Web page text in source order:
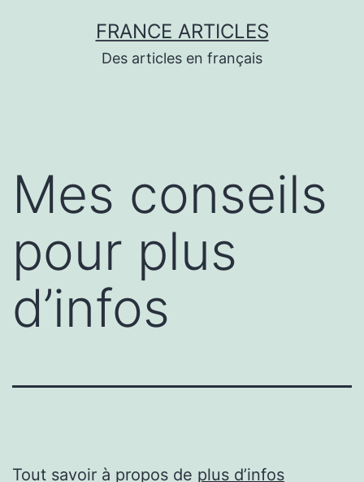
FRANCE ARTICLES
Des articles en français
Mes conseils
pour plus
d’infos
Tout savoir à propos de plus d’infos